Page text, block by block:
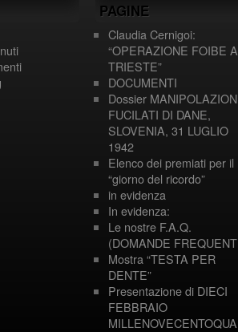
PAGINE
Claudia Cernigoi:
“OPERAZIONE FOIBE A
TRIESTE”
DOCUMENTI
Dossier
FUCILATI DI DANE,
SLOVENIA, 31 LUGLIO
1942
Elenco dei premiati per il
“giorno del ricordo”
in evidenza
In evidenza:
Le nostre F.A.Q.
(DOMANDE
Mostra “TESTA PER
DENTE”
Presentazione di DIECI
FEBBRAIO